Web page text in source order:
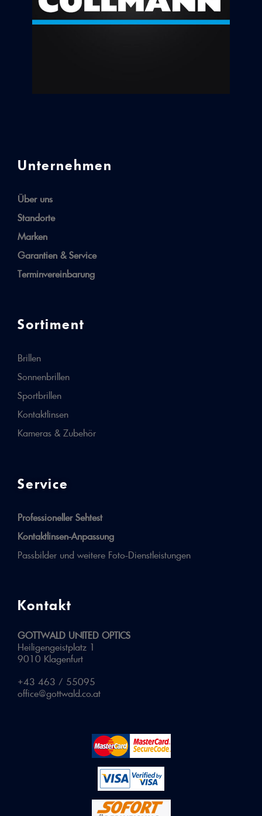
Unternehmen
Über uns
Standorte
Marken
Garantien & Service
Terminvereinbarung
Sortiment
Brillen
Sonnenbrillen
Sportbrillen
Kontaktlinsen
Kameras & Zubehör
Service
Professioneller Sehtest
Kontaktlinsen-Anpassung
Passbilder und weitere Foto-Dienstleistungen
Kontakt
GOTTWALD UNITED OPTICS
Heiligengeistplatz 1
9010 Klagenfurt
+43 463 / 55095
office@gottwald.co.at